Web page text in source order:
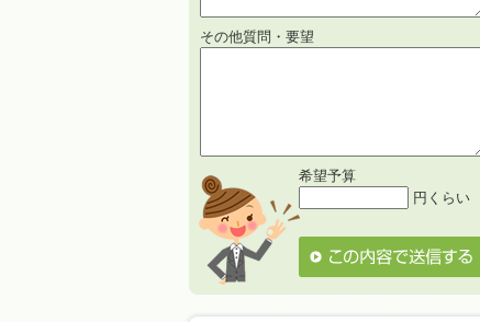
その他質問・要望
希望予算
円くらい